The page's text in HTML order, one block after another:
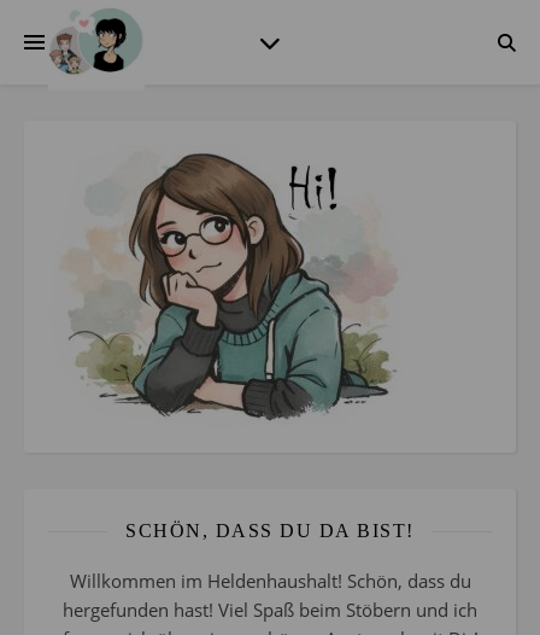
SCHÖN, DASS DU DA BIST!
Willkommen im Heldenhaushalt! Schön, dass du
hergefunden hast! Viel Spaß beim Stöbern und ich